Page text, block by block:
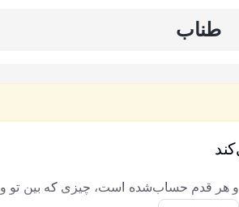
طناب
و هر قدم حساب‌شده است، چیزی که بین